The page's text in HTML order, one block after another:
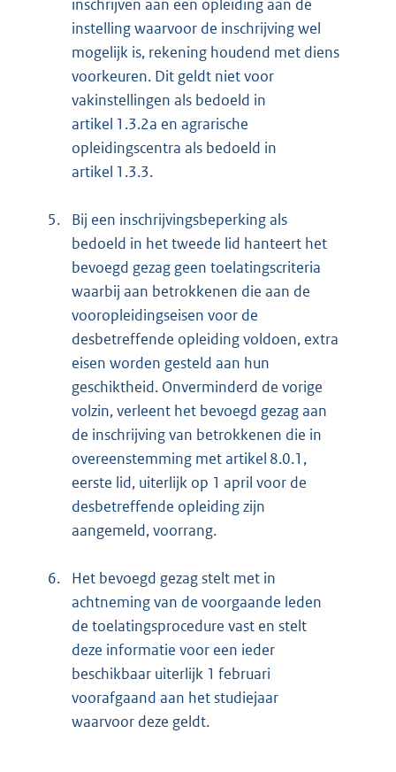
inschrijven aan een opleiding aan de
instelling waarvoor de inschrijving wel
mogelijk is, rekening houdend met diens
voorkeuren. Dit geldt niet voor
vakinstellingen als bedoeld in
artikel 1.3.2a en agrarische
opleidingscentra als bedoeld in
artikel 1.3.3.
5.
Bij een inschrijvingsbeperking als
bedoeld in het tweede lid hanteert het
bevoegd gezag geen toelatingscriteria
waarbij aan betrokkenen die aan de
vooropleidingseisen voor de
desbetreffende opleiding voldoen, extra
eisen worden gesteld aan hun
geschiktheid. Onverminderd de vorige
volzin, verleent het bevoegd gezag aan
de inschrijving van betrokkenen die in
overeenstemming met artikel 8.0.1,
eerste lid, uiterlijk op 1 april voor de
desbetreffende opleiding zijn
aangemeld, voorrang.
6.
Het bevoegd gezag stelt met in
achtneming van de voorgaande leden
de toelatingsprocedure vast en stelt
deze informatie voor een ieder
beschikbaar uiterlijk 1 februari
voorafgaand aan het studiejaar
waarvoor deze geldt.